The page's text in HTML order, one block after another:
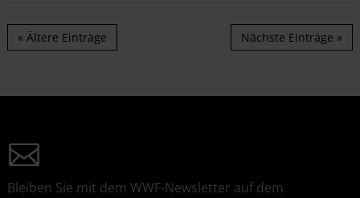
« Ältere Einträge Nächste Einträge »
Bleiben Sie mit dem WWF-Newsletter auf dem